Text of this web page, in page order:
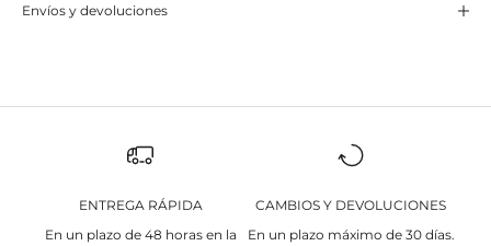
Envíos y devoluciones
ENTREGA RÁPIDA
En un plazo de 48 horas en la
CAMBIOS Y DEVOLUCIONES
En un plazo máximo de 30 días.